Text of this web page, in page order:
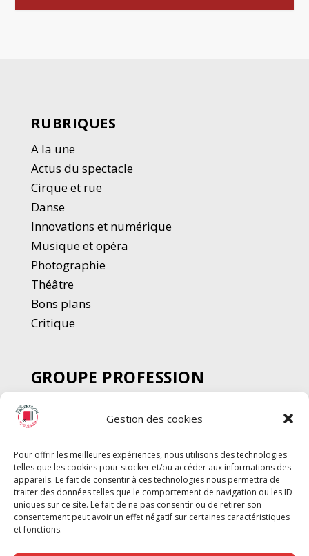
Gestion des cookies
Pour offrir les meilleures expériences, nous utilisons des technologies
telles que les cookies pour stocker et/ou accéder aux informations des
appareils. Le fait de consentir à ces technologies nous permettra de
traiter des données telles que le comportement de navigation ou les ID
uniques sur ce site. Le fait de ne pas consentir ou de retirer son
consentement peut avoir un effet négatif sur certaines caractéristiques
et fonctions.
RUBRIQUES
A la une
Actus du spectacle
Cirque et rue
Danse
Innovations et numérique
Musique et opéra
Photographie
Théâtre
Bons plans
Critique
GROUPE PROFESSION
SPECTACLE
Chèque Intermittents
Chèque Compta
Chèque Emploi Spectacle
G-Pods
Profession Audio-visuel